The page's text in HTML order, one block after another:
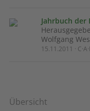
Übersicht
Jahrbuch der
Wolfgang
15.11.2011 ·